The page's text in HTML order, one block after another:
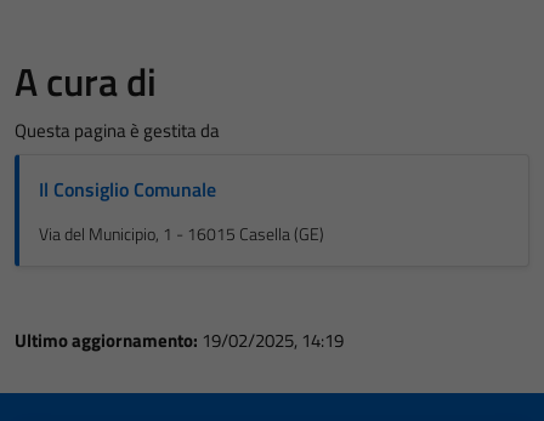
A cura di
Questa pagina è gestita da
Il Consiglio Comunale
Via del Municipio, 1 - 16015 Casella (GE)
Ultimo aggiornamento: 19/02/2025, 14:19